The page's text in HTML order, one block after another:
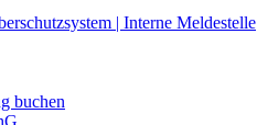
| Interne Meldestelle
buchen